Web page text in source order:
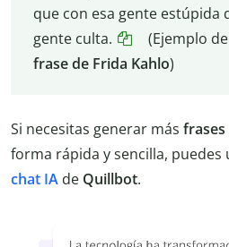
que con esa gente estúpida
gente culta.
(Ejemplo de
frase de Frida Kahlo)
Si necesitas generar más frases
forma rápida y sencilla,
chat IA de Quillbot.